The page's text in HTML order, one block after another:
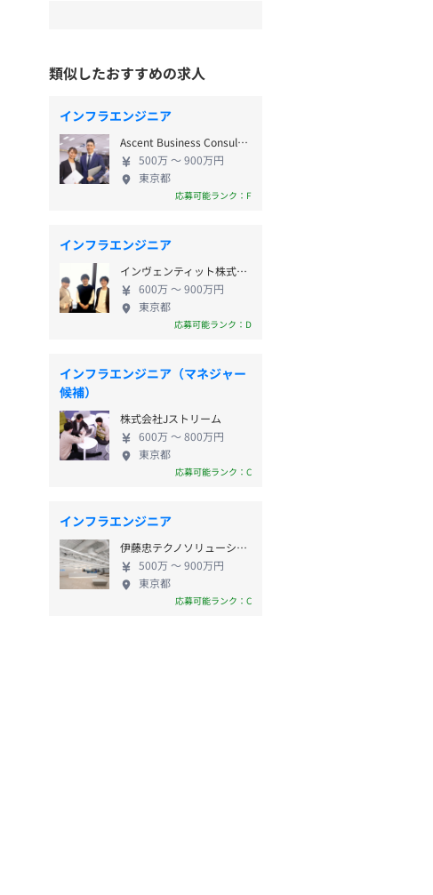
類似したおすすめの求人
インフラエンジニア
Ascent Business Consulting株式会社
500万 〜 900万円
東京都
応募可能ランク：F
インフラエンジニア
インヴェンティット株式会社
600万 〜 900万円
東京都
応募可能ランク：D
インフラエンジニア（マネジャー
候補）
株式会社Jストリーム
600万 〜 800万円
東京都
応募可能ランク：C
インフラエンジニア
伊藤忠テクノソリューションズ株式会社 金融事業部
500万 〜 900万円
東京都
応募可能ランク：C